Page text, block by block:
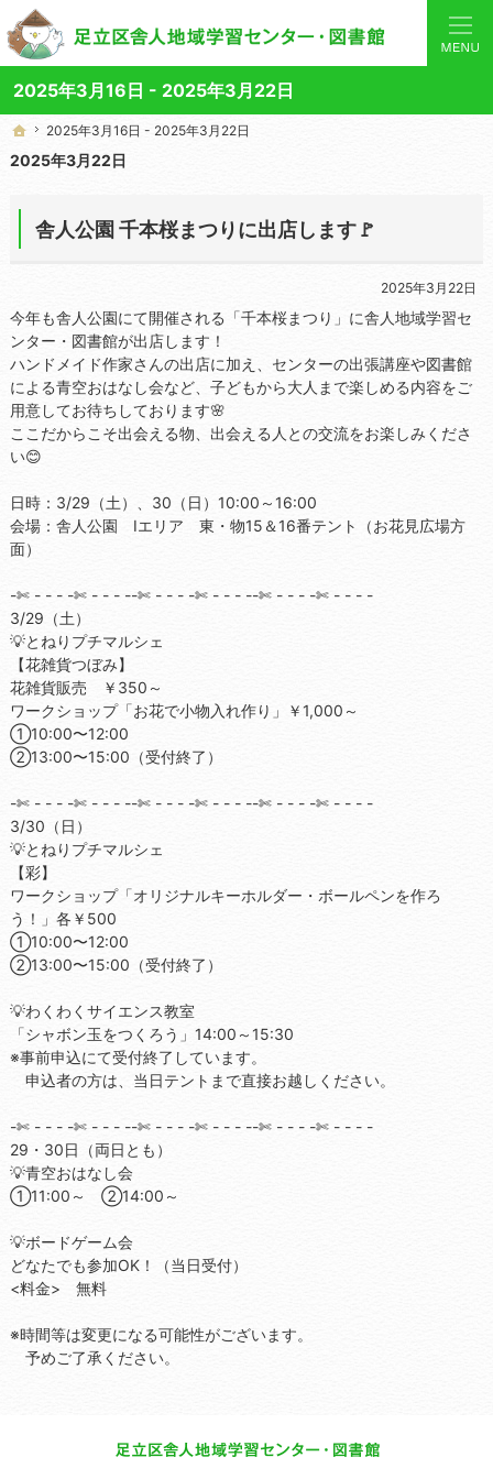
2025年3月16日 - 2025年3月22日
あなたと「学び」を結ぶ身近なコーディネーター。当サイトでは地域の講座や施設をご案内してい
舎人地域学習センターや図書館の総合案内サイト
ホーム
2025年3月16日 - 2025年3月22日
2025年3月22日
舎人公園 千本桜まつりに出店します🚩
2025年3月22日
今年も舎人公園にて開催される「千本桜まつり」に舎人地域学習セ
ンター・図書館が出店します！
ハンドメイド作家さんの出店に加え、センターの出張講座や図書館
による青空おはなし会など、子どもから大人まで楽しめる内容をご
用意してお待ちしております🌸
ここだからこそ出会える物、出会える人との交流をお楽しみくださ
い😊
日時：3/29（土）、30（日）10:00～16:00
会場：舎人公園 Iエリア 東・物15＆16番テント（お花見広場方
面）
-✄ - - - -✄ - - - --✄ - - - -✄ - - - --✄ - - - -✄ - - - -
3/29（土）
💡とねりプチマルシェ
【花雑貨つぼみ】
花雑貨販売 ￥350～
ワークショップ「お花で小物入れ作り」￥1,000～
①10:00〜12:00
②13:00〜15:00（受付終了）
-✄ - - - -✄ - - - --✄ - - - -✄ - - - --✄ - - - -✄ - - - -
3/30（日）
💡とねりプチマルシェ
【彩】
ワークショップ「オリジナルキーホルダー・ボールペンを作ろ
う！」各￥500
①10:00〜12:00
②13:00〜15:00（受付終了）
💡わくわくサイエンス教室
「シャボン玉をつくろう」14:00～15:30
※事前申込にて受付終了しています。
申込者の方は、当日テントまで直接お越しください。
-✄ - - - -✄ - - - --✄ - - - -✄ - - - --✄ - - - -✄ - - - -
29・30日（両日とも）
💡青空おはなし会
①11:00～ ②14:00～
💡ボードゲーム会
どなたでも参加OK！（当日受付）
<料金> 無料
※時間等は変更になる可能性がございます。
予めご了承ください。
ホーム
2025年3月16日 - 2025年3月22日